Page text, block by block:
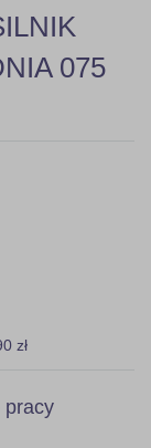
075
zł
pracy